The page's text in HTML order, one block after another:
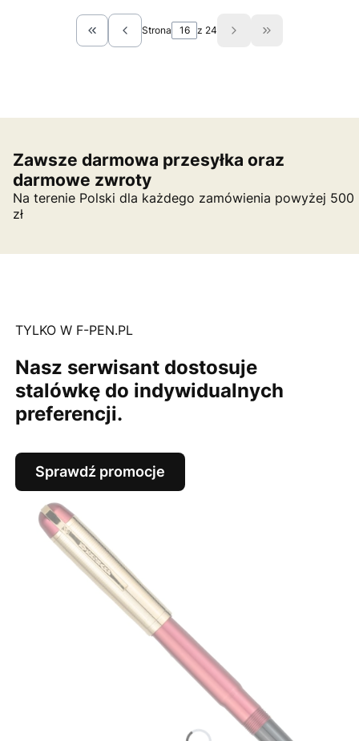
Wróć do pierwszej strony z produktami
Strona z 24 Przejdź do
Zawsze darmowa przesyłka oraz
darmowe zwroty
Na terenie Polski dla każdego zamówienia powyżej 500
zł
TYLKO W F-PEN.PL
Nasz serwisant dostosuje
stalówkę do indywidualnych
preferencji.
Sprawdź promocje